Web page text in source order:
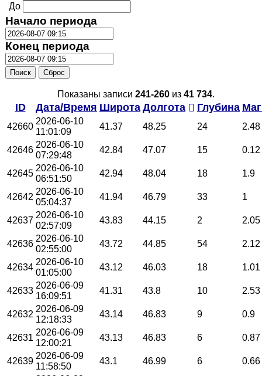
До
Начало периода
Конец периода
Поиск Сброс
Показаны записи 241-260из 41 734.
ID Дата/Время Широта Долгота Глубина
42660
2026-06-10
11:01:09
41.37 48.25 24 2.48
42646
2026-06-10
07:29:48
42.84 47.07 15 0.12
42645
2026-06-10
06:51:50
42.94 48.04 18 1.9
42642
2026-06-10
05:04:37
41.94 46.79 33 1
42637
2026-06-10
02:57:09
43.83 44.15 2 2.05
42636
2026-06-10
02:55:00
43.72 44.85 54 2.12
42634
2026-06-10
01:05:00
43.12 46.03 18 1.01
42633
2026-06-09
16:09:51
41.31 43.8 10 2.53
42632
2026-06-09
12:18:33
43.14 46.83 9 0.9
42631
2026-06-09
12:00:21
43.13 46.83 6 0.87
42639
2026-06-09
11:58:50
43.1 46.99 6
0.66